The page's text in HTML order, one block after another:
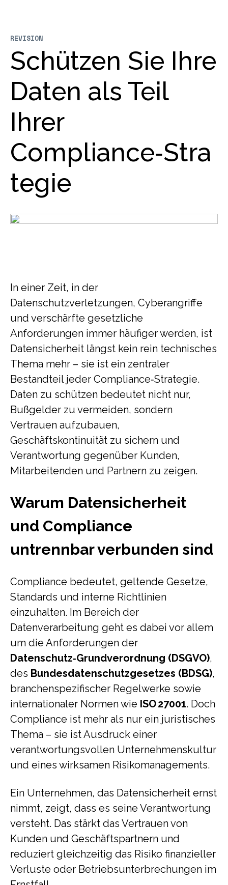
Schützen Sie Ihre
Daten als Teil
Ihrer
Compliance‑Stra
tegie
REVISION
In einer Zeit, in der
Datenschutzverletzungen, Cyberangriffe
und verschärfte gesetzliche
Anforderungen immer häufiger werden, ist
Datensicherheit längst kein rein technisches
Thema mehr – sie ist ein zentraler
Bestandteil jeder Compliance‑Strategie.
Daten zu schützen bedeutet nicht nur,
Bußgelder zu vermeiden, sondern
Vertrauen aufzubauen,
Geschäftskontinuität zu sichern und
Verantwortung gegenüber Kunden,
Mitarbeitenden und Partnern zu zeigen.
Warum Datensicherheit
und Compliance
untrennbar verbunden sind
Compliance bedeutet, geltende Gesetze,
Standards und interne Richtlinien
einzuhalten. Im Bereich der
Datenverarbeitung geht es dabei vor allem
um die Anforderungen der
Datenschutz‑Grundverordnung (DSGVO),
des Bundesdatenschutzgesetzes (BDSG),
branchenspezifischer Regelwerke sowie
internationaler Normen wie ISO 27001. Doch
Compliance ist mehr als nur ein juristisches
Thema – sie ist Ausdruck einer
verantwortungsvollen Unternehmenskultur
und eines wirksamen Risikomanagements.
Ein Unternehmen, das Datensicherheit ernst
nimmt, zeigt, dass es seine Verantwortung
versteht. Das stärkt das Vertrauen von
Kunden und Geschäftspartnern und
reduziert gleichzeitig das Risiko finanzieller
Verluste oder Betriebsunterbrechungen im